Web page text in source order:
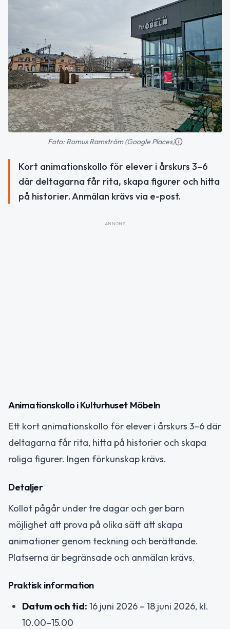
Foto: Romus Ramström (Google Places)
Kort animationskollo för elever i årskurs 3–6
där deltagarna får rita, skapa figurer och hitta
på historier. Anmälan krävs via e-post.
ANNONS
Animationskollo i Kulturhuset Möbeln
Ett kort animationskollo för elever i årskurs 3–6 där
deltagarna får rita, hitta på historier och skapa
roliga figurer. Ingen förkunskap krävs.
Detaljer
Kollot pågår under tre dagar och ger barn
möjlighet att prova på olika sätt att skapa
animationer genom teckning och berättande.
Platserna är begränsade och anmälan krävs.
Praktisk information
Datum och tid: 16 juni 2026 – 18 juni 2026, kl.
10.00–15.00